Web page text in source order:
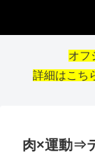
オフ
詳細はこち
肉×運動⇒